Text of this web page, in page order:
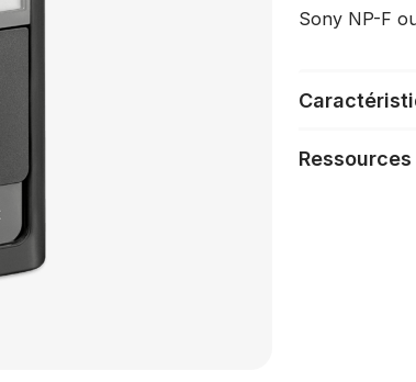
Sony NP-F
Ressources